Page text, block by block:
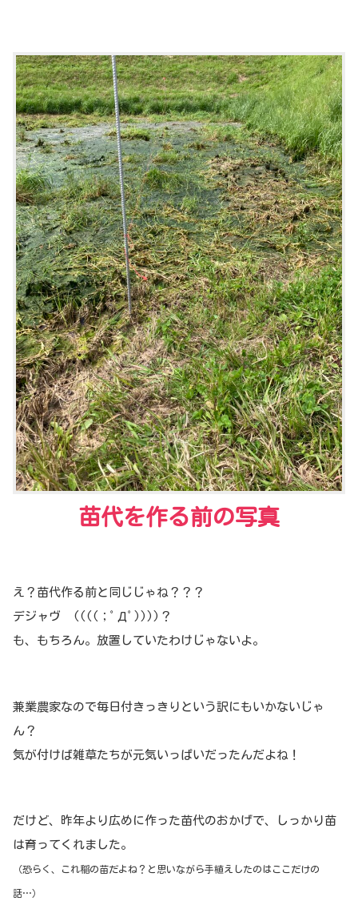
苗代を作る前の写真
え？苗代作る前と同じじゃね？？？
デジャヴ ((((；ﾟДﾟ))))？
も、もちろん。放置していたわけじゃないよ。
兼業農家なので毎日付きっきりという訳にもいかないじゃ
ん？
気が付けば雑草たちが元気いっぱいだったんだよね！
だけど、昨年より広めに作った苗代のおかげで、しっかり苗
は育ってくれました。
（恐らく、これ稲の苗だよね？と思いながら手植えしたのはここだけの
話…）